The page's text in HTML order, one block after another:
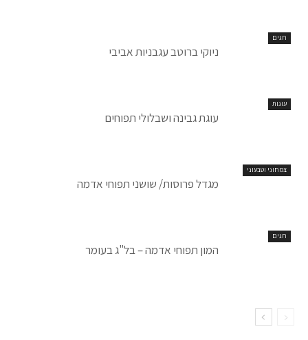
חגים
ניוקי ברוטב עגבניות אביבי
עוגות
עוגת גבינה ושבלולי תפוחים
צמחוני וטבעוני
מגדל פרוסות/ שושני תפוחי אדמה
חגים
המון תפוחי אדמה – בל"ג בעומר